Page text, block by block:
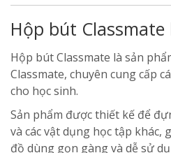
Hộp bút Classmate
Hộp bút Classmate là sản
Classmate, chuyên cung cấp
cho học sinh.
Sản phẩm được thiết kế để
và các vật dụng học tập khác,
đồ dùng gọn gàng và dễ sử